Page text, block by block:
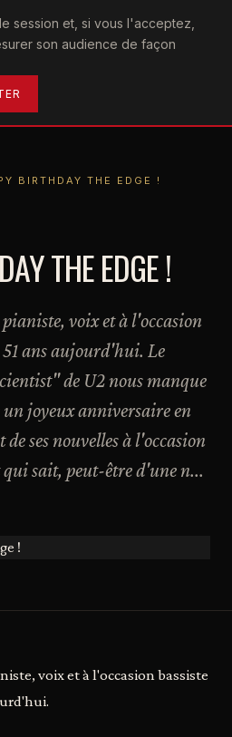
session et, si vous l'acceptez,
son audience de façon
BIRTHDAY THE EDGE !
THE EDGE !
voix et à l'occasion
51 ans aujourd'hui. Le
de U2 nous manque
joyeux anniversaire en
ses nouvelles à l'occasion
sait, peut-être d'une n...
voix et à l'occasion bassiste